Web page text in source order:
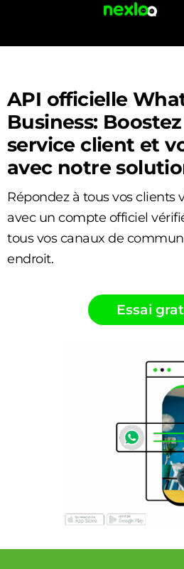
API officielle
Business:
service client et
avec notre
Répondez à tous vos clients
avec un compte officiel
tous vos canaux de
endroit.
Essai